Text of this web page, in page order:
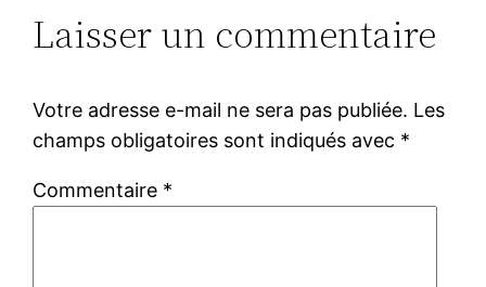
Laisser un commentaire
Votre adresse e-mail ne sera pas publiée. Les
champs obligatoires sont indiqués avec *
Commentaire *